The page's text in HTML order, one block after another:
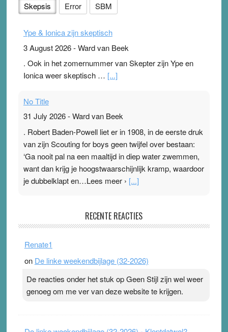
Skepsis Error SBM
Ype & Ionica zijn skeptisch
3 August 2026-Ward van Beek
. Ook in het zomernummer van Skepter zijn Ype en
Ionica weer skeptisch … [...]
No Title
31 July 2026-Ward van Beek
. Robert Baden-Powell liet er in 1908, in de eerste druk
van zijn Scouting for boys geen twijfel over bestaan:
‘Ga nooit pal na een maaltijd in diep water zwemmen,
want dan krijg je hoogstwaarschijnlijk kramp, waardoor
je dubbelklapt en…Lees meer › [...]
Ward van Beek
topsporters. Ze hopen ermee hun hartslag te verlagen
terwijl ze meer zuurstof opnemen. Daarop heeft zo’n
ademen’ kan goud waard zijn. Door…Lees meer
Pleisterplakkers in de topspsort ›[...]
RECENTE REACTIES
Renate1
on De linke weekendbijlage (32-2026)
De reacties onder het stuk op Geen Stijl zijn wel weer
genoeg om me ver van deze website te krijgen.